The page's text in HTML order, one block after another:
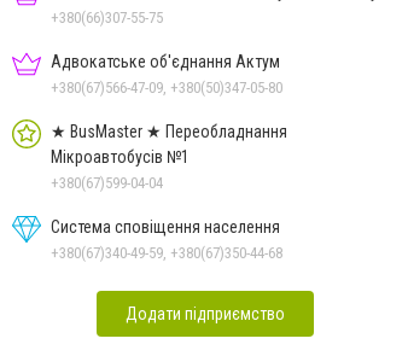
+380(66)307-55-75
Адвокатське об'єднання Актум
+380(67)566-47-09, +380(50)347-05-80
★ BusMaster ★ Переобладнання
Мікроавтобусів №1
+380(67)599-04-04
Система сповіщення населення
+380(67)340-49-59, +380(67)350-44-68
Додати підприємство